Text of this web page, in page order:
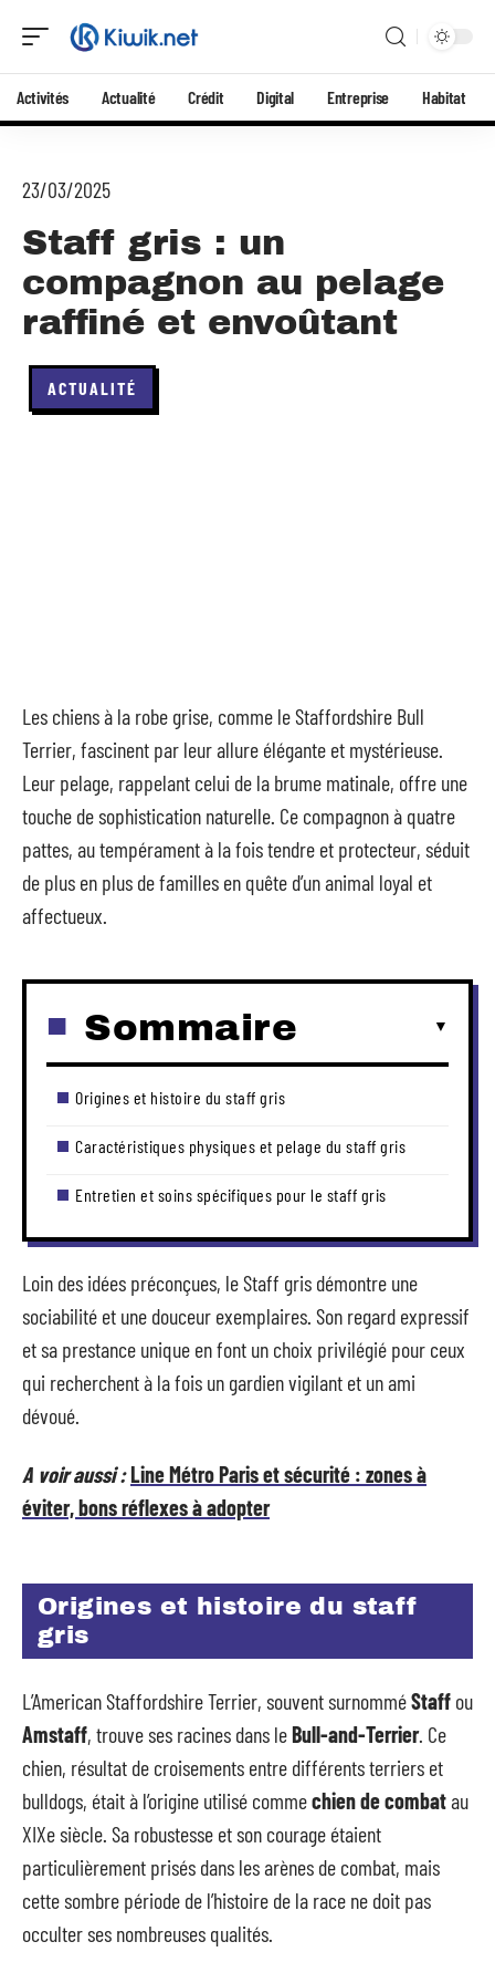
Activités Actualité Crédit Digital Entreprise Habitat
23/03/2025
Staff gris : un
compagnon au pelage
raffiné et envoûtant
ACTUALITÉ
Les chiens à la robe grise, comme le Staffordshire Bull
Terrier, fascinent par leur allure élégante et mystérieuse.
Leur pelage, rappelant celui de la brume matinale, offre une
touche de sophistication naturelle. Ce compagnon à quatre
pattes, au tempérament à la fois tendre et protecteur, séduit
de plus en plus de familles en quête d’un animal loyal et
affectueux.
Sommaire
Origines et histoire du staff gris
Caractéristiques physiques et pelage du staff gris
Entretien et soins spécifiques pour le staff gris
Loin des idées préconçues, le Staff gris démontre une
sociabilité et une douceur exemplaires. Son regard expressif
et sa prestance unique en font un choix privilégié pour ceux
qui recherchent à la fois un gardien vigilant et un ami
dévoué.
A voir aussi :Line Métro Paris et sécurité : zones à
éviter, bons réflexes à adopter
Origines et histoire du staff
gris
L’American Staffordshire Terrier, souvent surnomméStaff ou
Amstaff, trouve ses racines dans leBull-and-Terrier. Ce
chien, résultat de croisements entre différents terriers et
bulldogs, était à l’origine utilisé commechien de combatau
XIXe siècle. Sa robustesse et son courage étaient
particulièrement prisés dans les arènes de combat, mais
cette sombre période de l’histoire de la race ne doit pas
occulter ses nombreuses qualités.